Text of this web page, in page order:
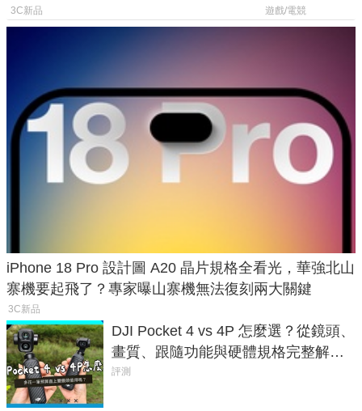
導航功能
3C新品
飛行超有感
遊戲/電競
iPhone 18 Pro 設計圖 A20 晶片規格全看光，華強北山
寨機要起飛了？專家曝山寨機無法復刻兩大關鍵
3C新品
DJI Pocket 4 vs 4P 怎麼選？從鏡頭、
畫質、跟隨功能與硬體規格完整解
析，一次看懂兩台差異
評測